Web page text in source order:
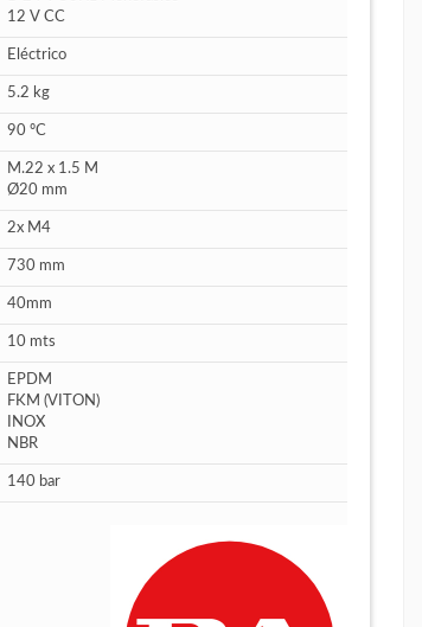
12 V CC
Eléctrico
5.2 kg
90 ºC
M.22 x 1.5 M
Ø20 mm
2x M4
730 mm
40mm
10 mts
EPDM
FKM (VITON)
INOX
NBR
140 bar